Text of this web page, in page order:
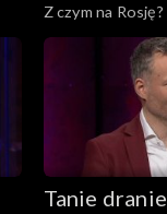
Z czym na Rosję?
Tanie dranie